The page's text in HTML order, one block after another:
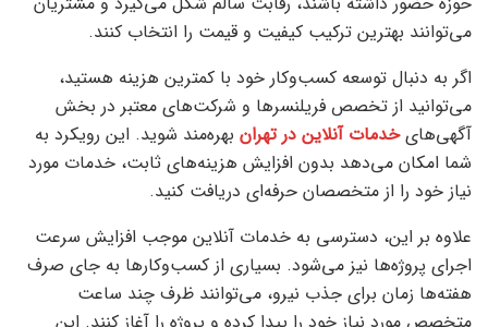
می‌توانند بهترین ترکیب کیفیت و قیمت را انتخاب کنند.
اگر به دنبال توسعه کسب‌وکار خود با کمترین هزینه هستید،
می‌توانید از تخصص فریلنسرها و شرکت‌های معتبر در بخش
آگهی‌هایخدمات آنلاین در تهران بهره‌مند شوید. این رویکرد به
شما امکان می‌دهد بدون افزایش هزینه‌های ثابت، خدمات مورد
نیاز خود را از متخصصان حرفه‌ای دریافت کنید.
علاوه بر این، دسترسی به خدمات آنلاین موجب افزایش سرعت
اجرای پروژه‌ها نیز می‌شود. بسیاری از کسب‌وکارها به جای صرف
هفته‌ها زمان برای جذب نیرو، می‌توانند ظرف چند ساعت